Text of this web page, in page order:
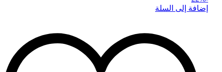
إضافة إلى السلة